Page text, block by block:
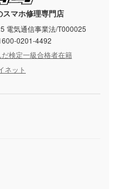
マホ修理専門店
電気通信事業法/T000025
0201-4492
だ検定一級合格者在籍
ネット